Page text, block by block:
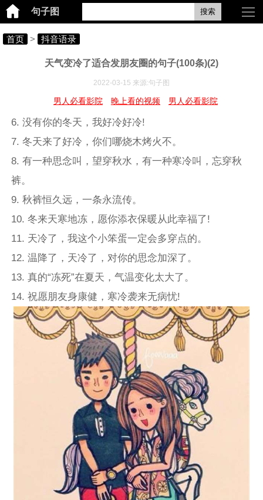
句子图 搜索
首页 > 抖音语录
天气变冷了适合发朋友圈的句子(100条)(2)
2022-03-15 来源:句子图
男人必看影院 晚上看的视频 男人必看影院
6. 没有你的冬天，我好冷好冷!
7. 冬天来了好冷，你们哪烧木烤火不。
8. 有一种思念叫，望穿秋水，有一种寒冷叫，忘穿秋
裤。
9. 秋裤恒久远，一条永流传。
10. 冬来天寒地冻，愿你添衣保暖从此幸福了!
11. 天冷了，我这个小笨蛋一定会多穿点的。
12. 温降了，天冷了，对你的思念加深了。
13. 真的“冻死”在夏天，气温变化太大了。
14. 祝愿朋友身康健，寒冷袭来无病忧!